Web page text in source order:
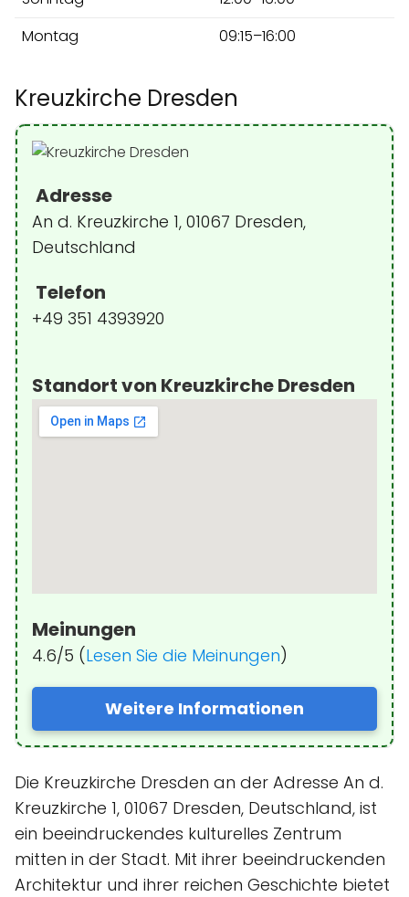
Montag
09:15–16:00
Kreuzkirche Dresden
Adresse
An d. Kreuzkirche 1, 01067 Dresden,
Deutschland
Telefon
+49 351 4393920
Standort von Kreuzkirche Dresden
Meinungen
4.6/5 (Lesen Sie die Meinungen)
Weitere Informationen
Die Kreuzkirche Dresden an der Adresse An d.
Kreuzkirche 1, 01067 Dresden, Deutschland, ist
ein beeindruckendes kulturelles Zentrum
mitten in der Stadt. Mit ihrer beeindruckenden
Architektur und ihrer reichen Geschichte bietet